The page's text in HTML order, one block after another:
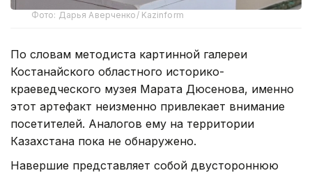
Фото: Дарья Аверченко/ Kazinform
По словам методиста картинной галереи
Костанайского областного историко-
краеведческого музея Марата Дюсенова, именно
этот артефакт неизменно привлекает внимание
посетителей. Аналогов ему на территории
Казахстана пока не обнаружено.
Навершие представляет собой двустороннюю